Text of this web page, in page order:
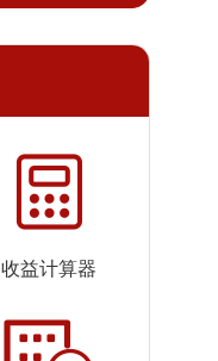
收益计算器